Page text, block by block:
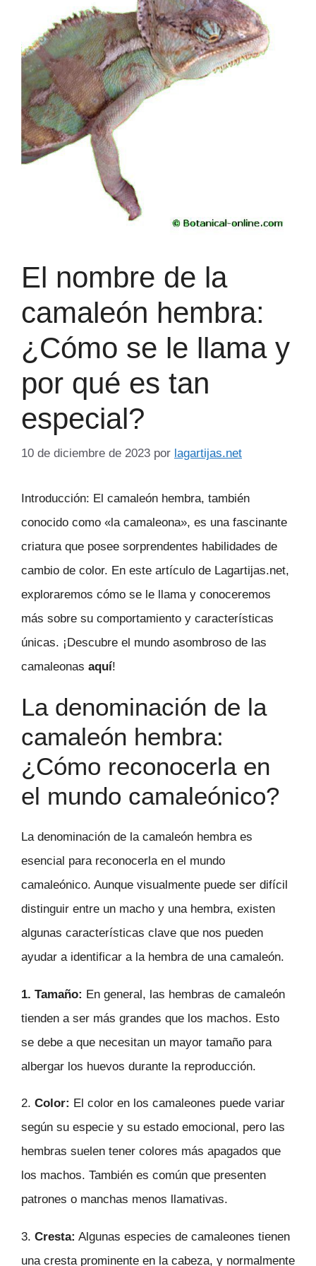
El nombre de la
camaleón hembra:
¿Cómo se le llama y
por qué es tan
especial?
10 de diciembre de 2023 por lagartijas.net
Introducción: El camaleón hembra, también
conocido como «la camaleona», es una fascinante
criatura que posee sorprendentes habilidades de
cambio de color. En este artículo de Lagartijas.net,
exploraremos cómo se le llama y conoceremos
más sobre su comportamiento y características
únicas. ¡Descubre el mundo asombroso de las
camaleonas aquí!
La denominación de la
camaleón hembra:
¿Cómo reconocerla en
el mundo camaleónico?
La denominación de la camaleón hembra es
esencial para reconocerla en el mundo
camaleónico. Aunque visualmente puede ser difícil
distinguir entre un macho y una hembra, existen
algunas características clave que nos pueden
ayudar a identificar a la hembra de una camaleón.
1. Tamaño: En general, las hembras de camaleón
tienden a ser más grandes que los machos. Esto
se debe a que necesitan un mayor tamaño para
albergar los huevos durante la reproducción.
2. Color: El color en los camaleones puede variar
según su especie y su estado emocional, pero las
hembras suelen tener colores más apagados que
los machos. También es común que presenten
patrones o manchas menos llamativas.
3. Cresta: Algunas especies de camaleones tienen
una cresta prominente en la cabeza, y normalmente